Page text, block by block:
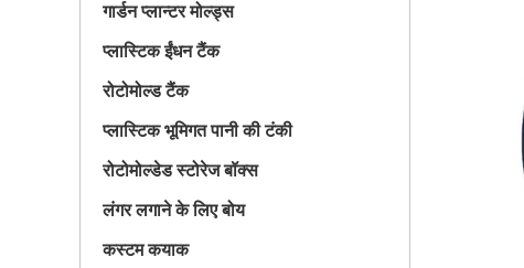
गार्डन प्लान्टर मोल्ड्स
प्लास्टिक ईंधन टैंक
रोटोमोल्ड टैंक
प्लास्टिक भूमिगत पानी की टंकी
रोटोमोल्डेड स्टोरेज बॉक्स
लंगर लगाने के लिए बोय
कस्टम कयाक